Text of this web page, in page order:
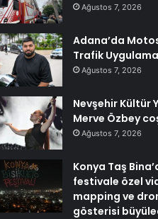
Ağustos 7, 2026
Adana’da
Trafik
Ağustos 7, 2026
Nevşehir Kültür
Merve Özbey
Ağustos 7, 2026
Konya Taş
festivale özel
mapping ve
gösterisi